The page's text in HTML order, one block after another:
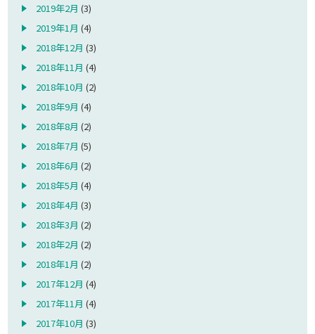
2019年2月 (3)
2019年1月 (4)
2018年12月 (3)
2018年11月 (4)
2018年10月 (2)
2018年9月 (4)
2018年8月 (2)
2018年7月 (5)
2018年6月 (2)
2018年5月 (4)
2018年4月 (3)
2018年3月 (2)
2018年2月 (2)
2018年1月 (2)
2017年12月 (4)
2017年11月 (4)
2017年10月 (3)